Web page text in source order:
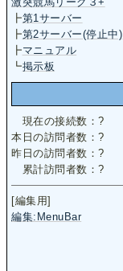
┣第1サーバー
┣第2サーバー(停止中)
┣マニュアル
┗掲示板
現在の接続数：?
本日の訪問者数：?
昨日の訪問者数：?
累計訪問者数：?
[編集用]
編集:MenuBar